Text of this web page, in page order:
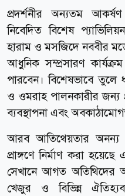
প্রদর্শনীর অন্যতম
নিবেদিত বিশেষ
হারাম ও মসজিদে নববীর
আধুনিক সম্প্রসারণ
পারবেন। বিশেষভাবে তুলে
ও ওমরাহ পালনকারীর জন্য
ব্যবস্থাপনা এবং
আরব আতিথেয়তার অনন্য
প্রাঙ্গণে নির্মাণ করা
সেখানে আগত অতিথিদের
খেজুর ও বিভিন্ন